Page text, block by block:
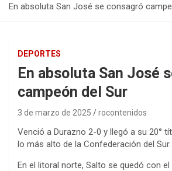
En absoluta San José se consagró
DEPORTES
En absoluta San José
campeón del Sur
3 de marzo de 2025 rocontenidos
Venció a Durazno 2-0 y llegó a su 20°
lo más alto de la Confederación del Sur.
En el litoral norte, Salto se quedó con